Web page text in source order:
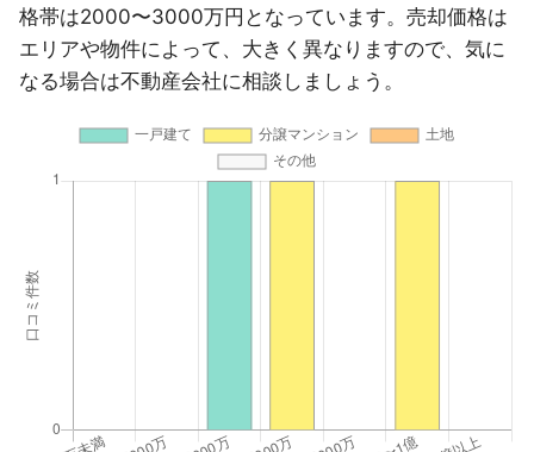
格帯は2000〜3000万円となっています。売却価格は
エリアや物件によって、大きく異なりますので、気に
なる場合は不動産会社に相談しましょう。